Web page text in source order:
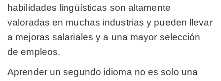
habilidades lingüísticas son altamente
valoradas en muchas industrias y pueden llevar
a mejoras salariales y a una mayor selección
de empleos​​.
Aprender un segundo idioma no es solo una